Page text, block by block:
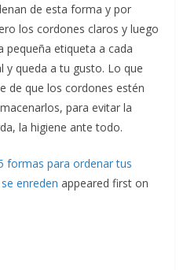
de esta forma y por
los cordones claros y luego
pequeña etiqueta a cada
y queda a tu gusto. Lo que
de que los cordones estén
para evitar la
la higiene ante todo.
formas para ordenar tus
enreden appeared first on